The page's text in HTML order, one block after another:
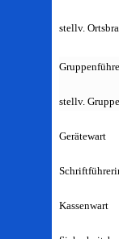
stellv.
stellv.